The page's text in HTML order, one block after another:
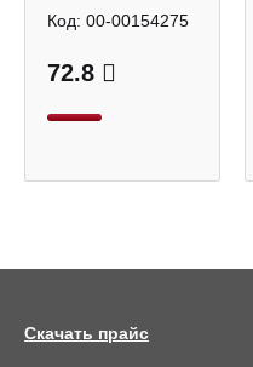
72.8
Код: 00-00154275
Скачать прайс